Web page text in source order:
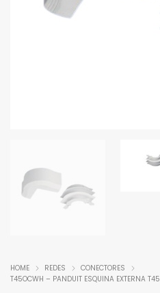
HOME REDES
CONECTORES
T45OCWH – PANDUIT ESQUINA EXTERNA T45